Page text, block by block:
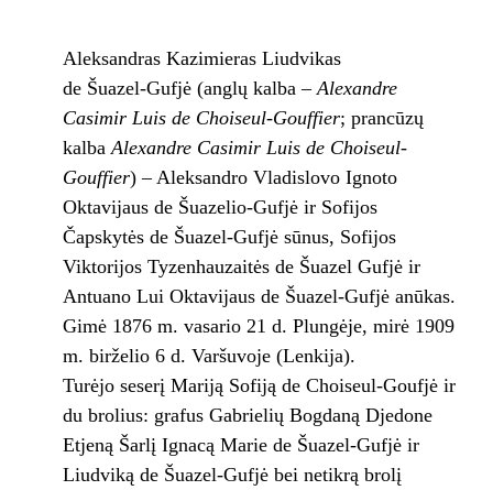
Aleksandras Kazimieras Liudvikas
de Šuazel-Gufjė (anglų kalba –Alexandre
Casimir Luis de Choiseul-Gouffier; prancūzų
kalbaAlexandre Casimir Luis de Choiseul-
Gouffier) – Aleksandro Vladislovo Ignoto
Oktavijaus de Šuazelio-Gufjė ir Sofijos
Čapskytės de Šuazel-Gufjė sūnus, Sofijos
Viktorijos Tyzenhauzaitės de Šuazel Gufjė ir
Antuano Lui Oktavijaus de Šuazel-Gufjė anūkas.
Gimė 1876 m. vasario 21 d. Plungėje, mirė 1909
m. birželio 6 d. Varšuvoje (Lenkija).
Turėjo seserį Mariją Sofiją de Choiseul-Goufjė ir
du brolius: grafus Gabrielių Bog­da­ną Dje­do­ne
Et­je­ną Šar­lį Ig­na­cą Ma­rie de Šuazel-Gufjė ir
Liudviką de Šuazel-Gufjė bei netikrą brolį